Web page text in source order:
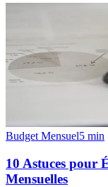
Budget Mensuel5 min
10 Astuces pour
Mensuelles